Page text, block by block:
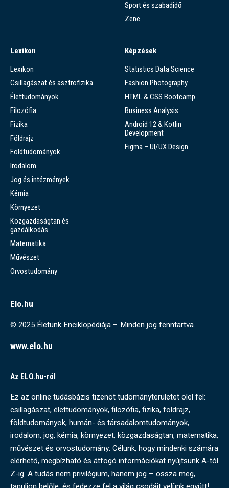
Sport és szabadidő
Zene
Lexikon
Lexikon
Csillagászat és asztrofizika
Élettudományok
Filozófia
Fizika
Földrajz
Földtudományok
Irodalom
Jog és intézmények
Kémia
Környezet
Közgazdaságtan és
gazdálkodás
Matematika
Művészet
Orvostudomány
Képzések
Statistics Data Science
Fashion Photography
HTML & CSS Bootcamp
Business Analysis
Android 12 & Kotlin
Development
Figma – UI/UX Design
Elo.hu
© 2025 Életünk Enciklopédiája – Minden jog fenntartva.
www.elo.hu
Az ELO.hu-ról
Ez az online tudásbázis tizenöt tudományterületet ölel fel:
csillagászat, élettudományok, filozófia, fizika, földrajz,
földtudományok, humán- és társadalomtudományok,
irodalom, jog, kémia, környezet, közgazdaságtan, matematika,
művészet és orvostudomány. Célunk, hogy mindenki számára
elérhető, megbízható és átfogó információkat nyújtsunk A-tól
Z-ig. A tudás nem privilégium, hanem jog – ossza meg,